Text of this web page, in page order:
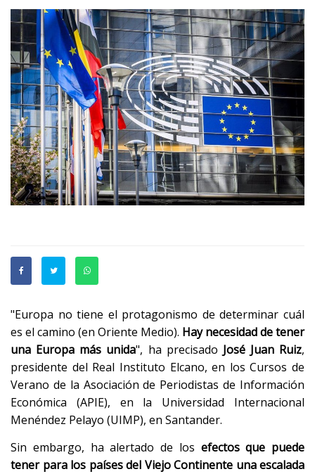
"Europa no tiene el protagonismo de determinar cuál
es el camino (en Oriente Medio). Hay necesidad de tener
una Europa más unida", ha precisado José Juan Ruiz,
presidente del Real Instituto Elcano, en los Cursos de
Verano de la Asociación de Periodistas de Información
Económica (APIE), en la Universidad Internacional
Menéndez Pelayo (UIMP), en Santander.
Sin embargo, ha alertado de los efectos que puede
tener para los países del Viejo Continente una escalada